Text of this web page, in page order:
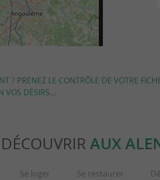
? PRENEZ LE CONTRÔLE DE VOTRE
VOS DÉSIRS...
AUX
Se loger Se restaurer